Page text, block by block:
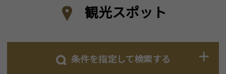
観光スポット
条件を指定して検索する